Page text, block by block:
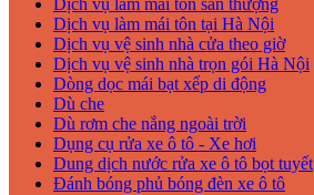
Dịch vụ làm mái tôn sân thượng
Dịch vụ làm mái tôn tại Hà Nội
Dịch vụ vệ sinh nhà cửa theo giờ
Dịch vụ vệ sinh nhà trọn gói Hà Nội
Dòng dọc mái bạt xếp di động
Dù che
Dù rơm che nắng ngoài trời
Dụng cụ rửa xe ô tô - Xe hơi
Dung dịch nước rửa xe ô tô bọt tuyết
Đánh bóng phủ bóng đèn xe ô tô